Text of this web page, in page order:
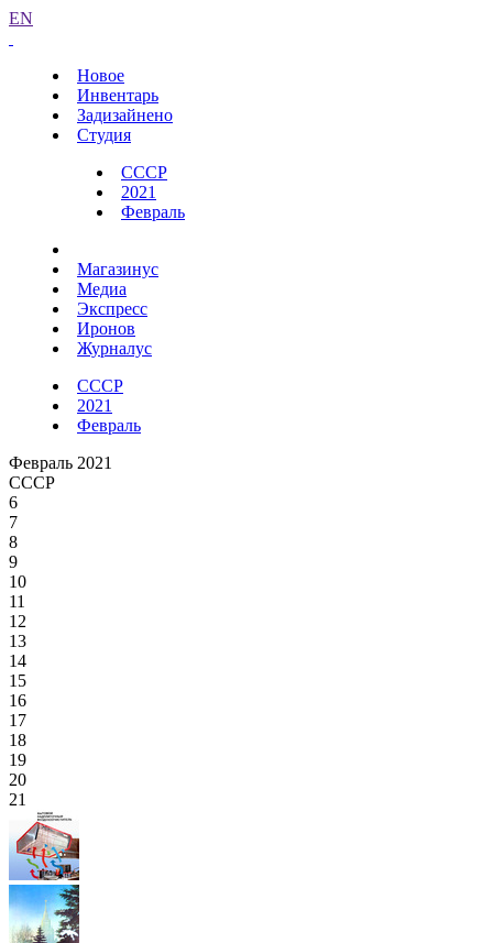
EN
Новое
Инвентарь
Задизайнено
Студия
СССР
2021
Февраль
Магазинус
Медиа
Экспресс
Иронов
Журналус
СССР
2021
Февраль
Февраль 2021
СССР
6
7
8
9
10
11
12
13
14
15
16
17
18
19
20
21